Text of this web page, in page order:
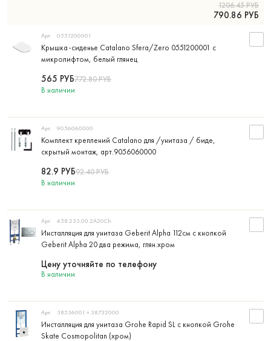
1206.45РУБ
790.86 РУБ
Крышка-сиденье Catalano Sfera/Zero 0551200001 с
микролифтом, белый глянец
Арт: 0551200001
В наличии
772.80РУБ
565 РУБ
Комплект креплений Catalano для /унитаза / биде,
скрытый монтаж, арт.9056060000
Арт: 9056060000
В наличии
92.40РУБ
82.9 РУБ
Инсталляция для унитаза Geberit Alpha 112см с кнопкой
Geberit Alpha 20 два режима, глян.хром
Арт: 458.233.00.2A20Ch
В наличии
Цену уточняйте по телефону
Инсталляция для унитаза Grohe Rapid SL с кнопкой Grohe
Skate Cosmopolitan (хром)
Арт: 38536001 + 38732000